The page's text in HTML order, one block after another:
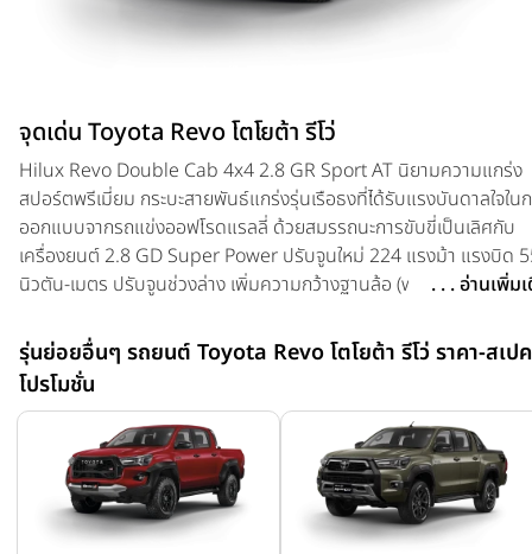
จุดเด่น Toyota Revo โตโยต้า รีโว่
Hilux Revo Double Cab 4x4 2.8 GR Sport AT นิยามความแกร่ง
สปอร์ตพรีเมี่ยม กระบะสายพันธ์แกร่งรุ่นเรือธงที่ได้รับแรงบันดาลใจใน
ออกแบบจากรถแข่งออฟโรดแรลลี่ ด้วยสมรรถนะการขับขี่เป็นเลิศกับ
เครื่องยนต์ 2.8 GD Super Power ปรับจูนใหม่ 224 แรงม้า แรงบิด
นิวตัน-เมตร ปรับจูนช่วงล่าง เพิ่มความกว้างฐานล้อ (wide tread) ด้า
ช่วยเพิ่มเสถียรภาพในการขับขี่ ยึดเกาะถนนได้ดีมากขึ้น
. . . อ่านเพิ่ม
รุ่นย่อยอื่นๆ รถยนต์ Toyota Revo โตโยต้า รีโว่ ราคา-สเป
โปรโมชั่น